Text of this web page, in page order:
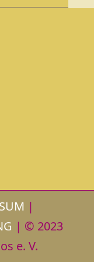
|
| © 2023
e. V.